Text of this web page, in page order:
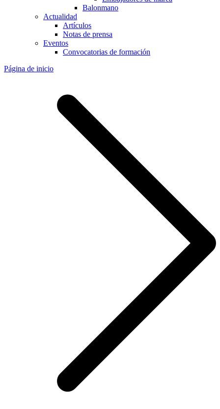
Balonmano
Actualidad
Artículos
Notas de prensa
Eventos
Convocatorias de formación
Página de inicio